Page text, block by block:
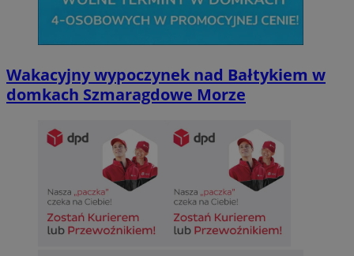
Wakacyjny wypoczynek nad Bałtykiem w
domkach Szmaragdowe Morze